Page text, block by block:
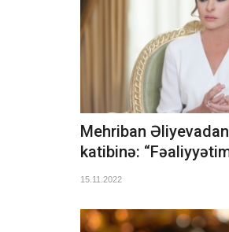
Mehriban
katibinə:
15.11.2022